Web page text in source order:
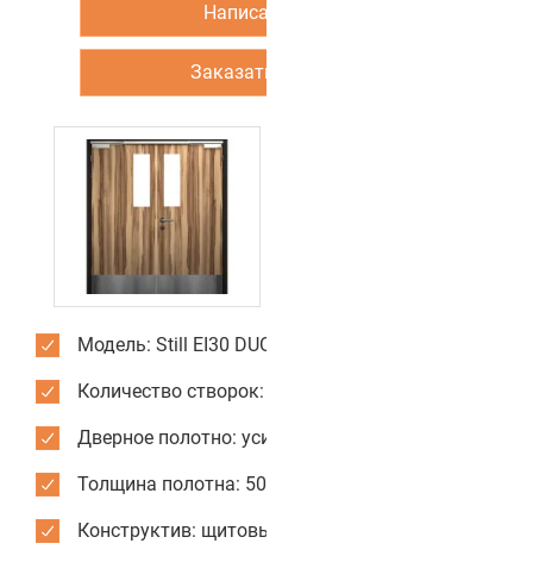
Написать нам
Заказать звонок
Модель: Still EI30 DUO 2-4
Количество створок: двустворчатые
Дверное полотно: усиленное
Толщина полотна: 50 мм
Конструктив: щитовые двери